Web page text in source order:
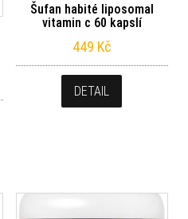
Šufan habité liposomal
vitamin c 60 kapslí
449 Kč
DETAIL